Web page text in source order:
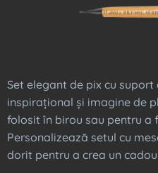
Set elegant de pix cu
inspirațional și imagine de
folosit în birou sau pentru a
Personalizează setul cu
dorit pentru a crea un